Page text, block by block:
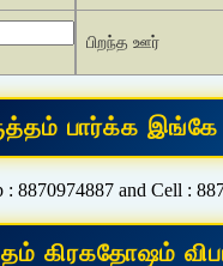
பிறந்த ஊர்
and Cell :